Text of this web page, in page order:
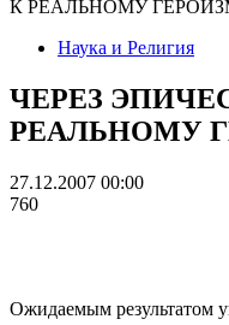
К РЕАЛЬНОМУ
Наука и Религия
ЧЕРЕЗ
РЕАЛЬНОМУ
27.12.2007 00:00
760
Ожидаемым результатом